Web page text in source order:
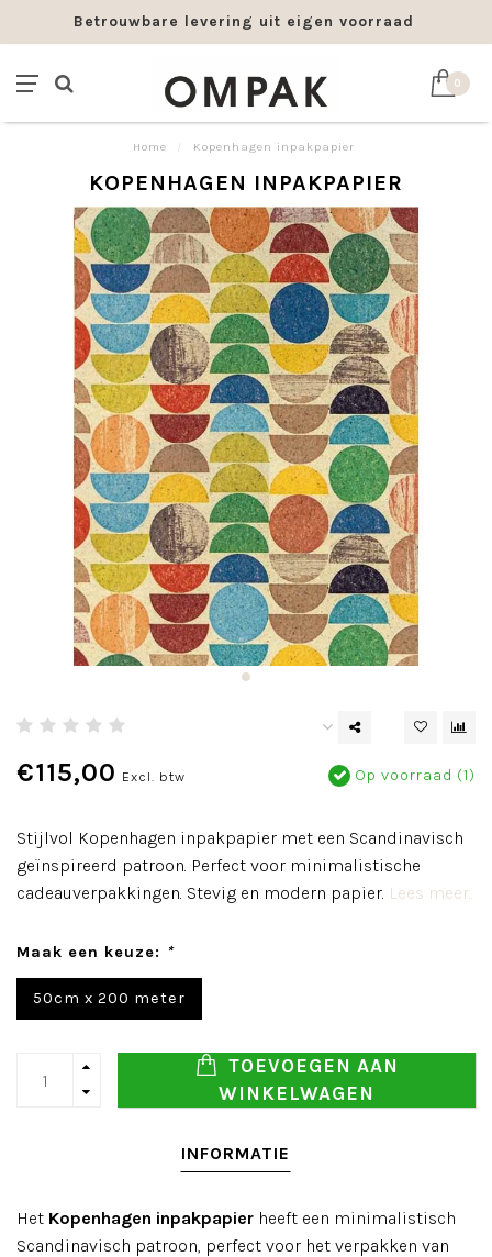
Betrouwbare levering uit eigen voorraad
0
Home Kopenhagen inpakpapier
KOPENHAGEN INPAKPAPIER
€115,00 Excl. btw Op voorraad (1)
Stijlvol Kopenhagen inpakpapier met een Scandinavisch
geïnspireerd patroon. Perfect voor minimalistische
cadeauverpakkingen. Stevig en modern papier. Lees meer..
Maak een keuze: *
50cm x 200 meter
TOEVOEGEN AAN
WINKELWAGEN
INFORMATIE
Het Kopenhagen inpakpapier heeft een minimalistisch
Scandinavisch patroon, perfect voor het verpakken van